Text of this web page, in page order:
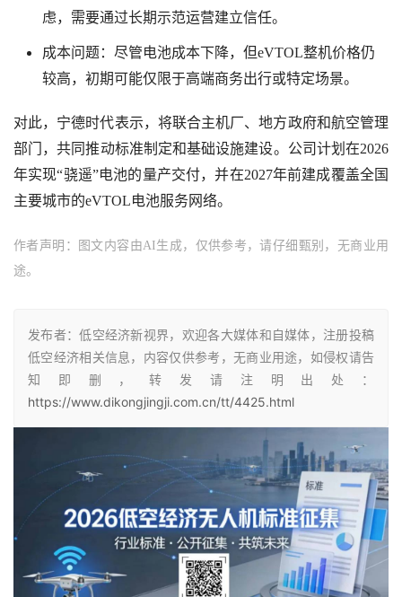
虑，需要通过长期示范运营建立信任。
成本问题：尽管电池成本下降，但eVTOL整机价格仍
较高，初期可能仅限于高端商务出行或特定场景。
对此，宁德时代表示，将联合主机厂、地方政府和航空管理
部门，共同推动标准制定和基础设施建设。公司计划在2026
年实现“骁遥”电池的量产交付，并在2027年前建成覆盖全国
主要城市的eVTOL电池服务网络。
作者声明：图文内容由AI生成，仅供参考，请仔细甄别，无商业用
途。
发布者：低空经济新视界，欢迎各大媒体和自媒体，注册投稿
低空经济相关信息，内容仅供参考，无商业用途，如侵权请告
知即删，转发请注明出处：
https://www.dikongjingji.com.cn/tt/4425.html